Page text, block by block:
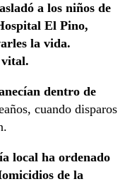
a los niños de
El Pino,
la vida.
vital.
dentro de
cuando disparos
local ha ordenado
de la